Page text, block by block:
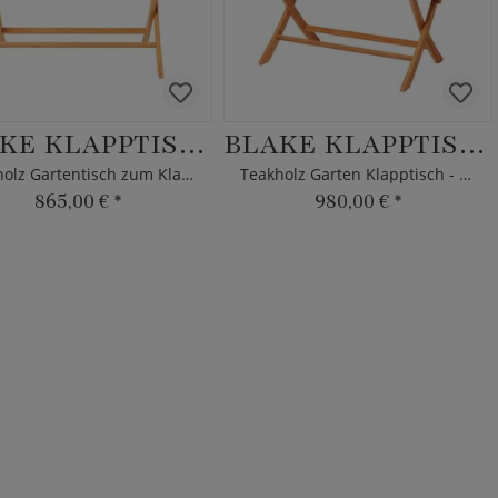
BLAKE KLAPPTISCH
Teakholz Gartentisch zum Klappen
865,00 € *
BLAKE KLAPPTISCH
Teakholz Garten Klapptisch - 130x75cm
980,00 € *